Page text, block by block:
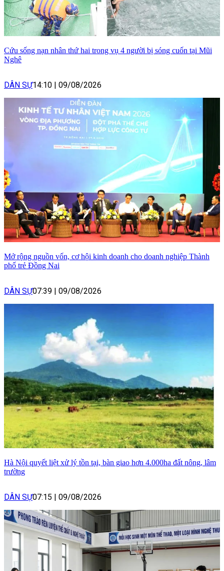
Cứu sống nạn nhân thứ hai trong vụ 4 người bị sóng cuốn tại Mũi
Nghê
DÂN SỰ14:10 09/08/2026
Mở rộng nguồn vốn, cơ hội kinh doanh cho doanh nghiệp Thành
phố trẻ Đồng Nai
DÂN SỰ07:39 09/08/2026
Hà Nội quyết liệt xử lý tồn tại, bàn giao hơn 4.000ha đất nông, lâm
trường
DÂN SỰ07:15 09/08/2026